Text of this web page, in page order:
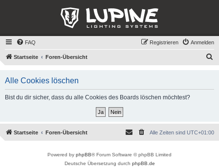
FAQ Anmelden
Registrieren
Startseite Foren-Übersicht
h
Alle Cookies löschen
Bist du dir sicher, dass du alle Cookies des Boards löschen möchtest?
Startseite Foren-Übersicht Alle Zeiten sind UTC+01:00
Powered by phpBB® Forum Software © phpBB Limited
Deutsche Übersetzung durch phpBB.de